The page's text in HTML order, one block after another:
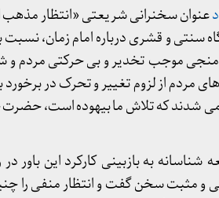
عنوان سخنرانی شریعتی «انتظار مذهب
سنتی و قشری درباره امام زمان،
موجب تخدیر و بی حرکتی مردم و
های مردم از لزوم تغییر و تحرک در
می شدند که تلاش ما بیهوده است،
به بازبینی کارکرد این باور
و مثبت سخن گفت و انتظار منفی را